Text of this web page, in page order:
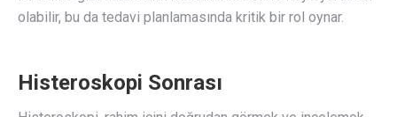
olabilir, bu da tedavi planlamasında kritik bir rol oynar.
Histeroskopi Sonrası